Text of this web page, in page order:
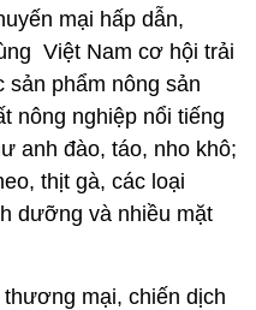
mại hấp dẫn,
Việt Nam cơ hội trải
sản phẩm nông sản
nông nghiệp nổi tiếng
anh đào, táo, nho khô;
thịt gà, các loại
dưỡng và nhiều mặt
mại, chiến dịch